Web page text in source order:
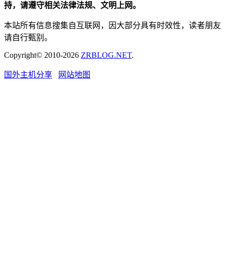
持，请遵守相关法律法规、文明上网。
本站所有信息搜集自互联网，因大部分具有时效性，读者朋友
请自行甄别。
Copyright© 2010-2026 ZRBLOG.NET.
国外主机分享 网站地图